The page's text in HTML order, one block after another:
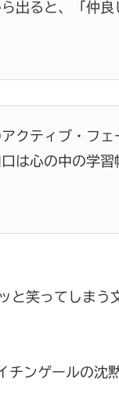
出ると、「仲良
クティブ・フ
は心の中の学
と笑ってしまう
チンゲールの